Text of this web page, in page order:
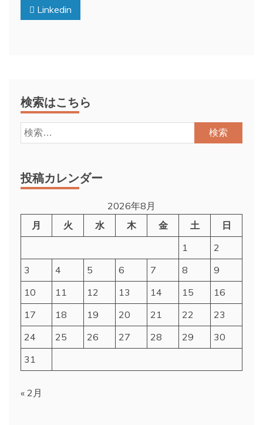
Linkedin
検索はこちら
検
索:
投稿カレンダー
2026年8月
月
火 水 木 金 土
日
1
2
3
4 5 6 7 8
9
10
11 12 13 14 15
16
17
18 19 20 21 22
23
24
25 26 27 28 29
30
31
« 2月